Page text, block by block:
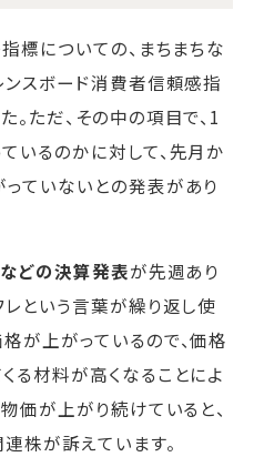
標についての、まちまちな
ンスボード消費者信頼感指
。ただ、その中の項目で、1
いるのかに対して、先月か
ていないとの発表があり
どの決算発表が先週あり
レという言葉が繰り返し使
が上がっているので、価格
る材料が高くなることによ
価が上がり続けていると、
株が訴えています。